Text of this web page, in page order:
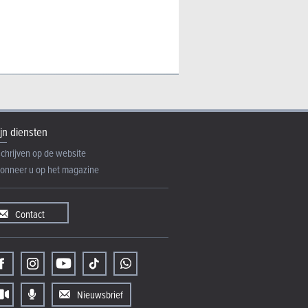
diensten
op de website
u op het magazine
Contact
Nieuwsbrief